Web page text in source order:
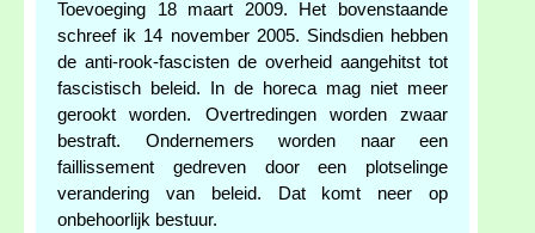
Toevoeging 18 maart 2009. Het bovenstaande
schreef ik 14 november 2005. Sindsdien hebben
de anti-rook-fascisten de overheid aangehitst tot
fascistisch beleid. In de horeca mag niet meer
gerookt worden. Overtredingen worden zwaar
bestraft. Ondernemers worden naar een
faillissement gedreven door een plotselinge
verandering van beleid. Dat komt neer op
onbehoorlijk bestuur.